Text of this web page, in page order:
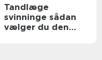
Tandlæge
svinninge sådan
vælger du den